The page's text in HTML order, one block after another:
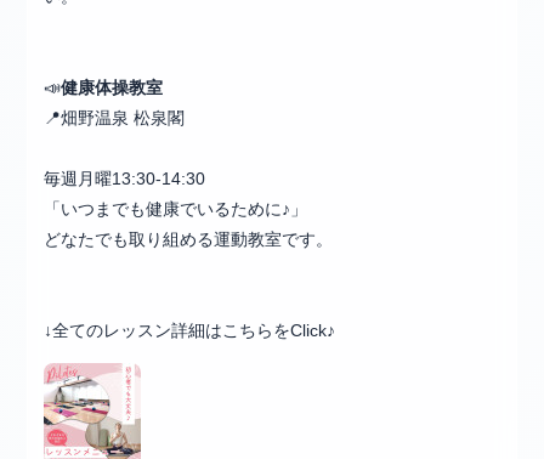
📣健康体操教室
📍畑野温泉 松泉閣
毎週月曜13:30-14:30
「いつまでも健康でいるために♪」
どなたでも取り組める運動教室です。
↓全てのレッスン詳細はこちらをClick♪